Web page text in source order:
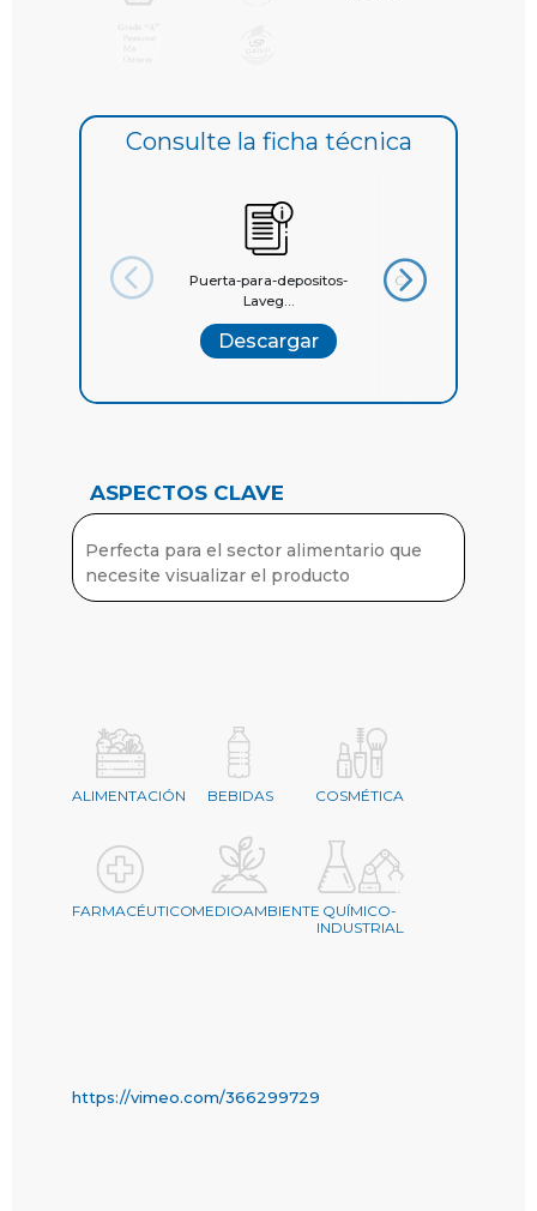
Consulte la ficha técnica
Puerta-para-depositos-
Laveg...
Descargar
Catálogo General
ASPECTOS CLAVE
Perfecta para el sector alimentario que
necesite visualizar el producto
ALIMENTACIÓN BEBIDAS COSMÉTICA
FARMACÉUTICOMEDIOAMBIENTE QUÍMICO-
INDUSTRIAL
https://vimeo.com/366299729